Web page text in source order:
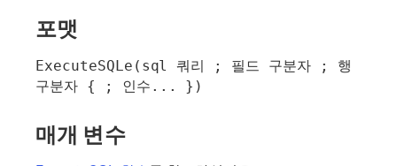
포맷
ExecuteSQLe(sql 쿼리 ; 필드 구분자 ; 행
구분자 { ; 인수... })
매개 변수